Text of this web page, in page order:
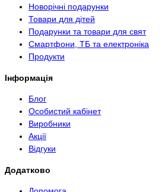
Новорічні подарунки
Товари для дітей
Подарунки та товари для свят
Смартфони, ТБ та електроніка
Продукти
Інформація
Блог
Особистий кабінет
Виробники
Акції
Відгуки
Додатково